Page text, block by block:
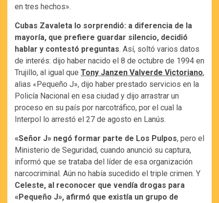
en tres hechos».
Cubas Zavaleta lo sorprendió: a diferencia de la
mayoría, que prefiere guardar silencio, decidió
hablar y contestó preguntas. Así, soltó varios datos
de interés: dijo haber nacido el 8 de octubre de 1994 en
Trujillo, al igual que Tony Janzen Valverde Victoriano,
alias «Pequeño J», dijo haber prestado servicios en la
Policía Nacional en esa ciudad y dijo arrastrar un
proceso en su país por narcotráfico, por el cual la
Interpol lo arrestó el 27 de agosto en Lanús.
«Señor J» negó formar parte de Los Pulpos, pero el
Ministerio de Seguridad, cuando anunció su captura,
informó que se trataba del líder de esa organización
narcocriminal. Aún no había sucedido el triple crimen. Y
Celeste, al reconocer que vendía drogas para
«Pequeño J», afirmó que existía un grupo de